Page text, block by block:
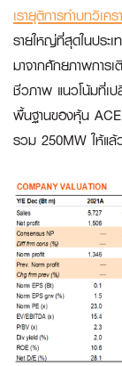
เรายุติการทำบทวิเคร
รายใหญ่ที่สุดในประ
มาจากศักยภาพการ
ชีวภาพ แนวโน้มที่เ
พื้นฐานของหุ้น
รวม 250MW ให้แล้